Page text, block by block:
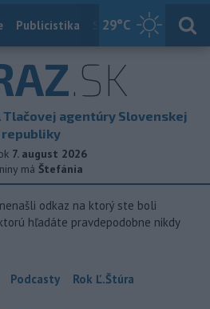
29°C
Publicistika Slovensko
.SK
agentúry Slovenskej
republiky
7. august 2026
má Štefánia
odkaz na ktorý ste boli
hľadáte pravdepodobne nikdy
Podcasty Rok Ľ.Štúra